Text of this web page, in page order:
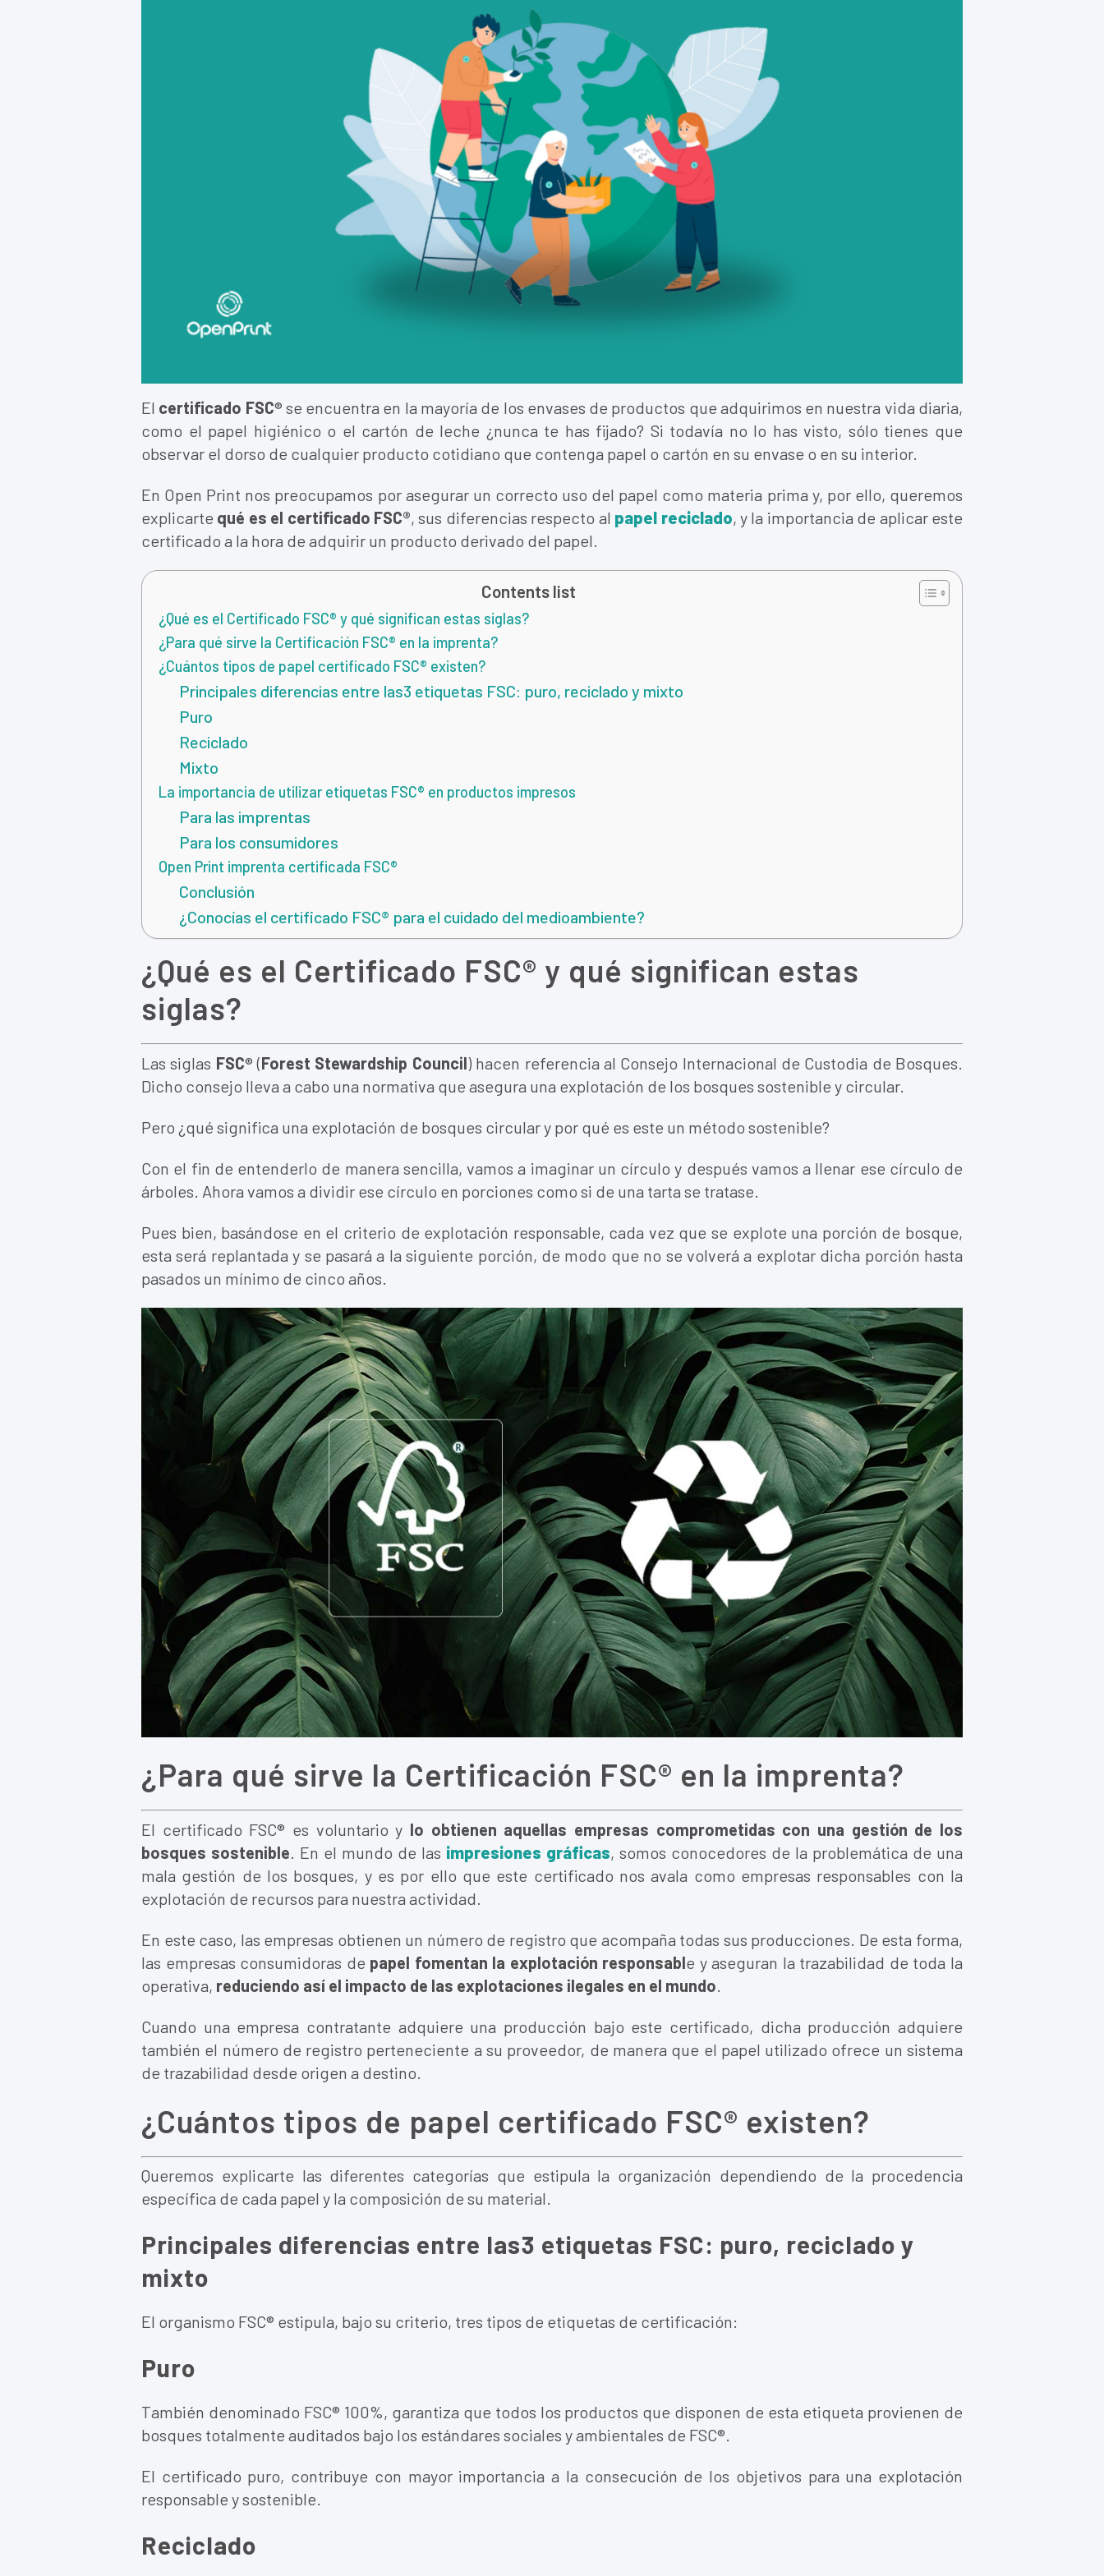
El certificado FSC® se encuentra en la mayoría de los envases de productos que adquirimos en nuestra vida diaria,
como el papel higiénico o el cartón de leche ¿nunca te has fijado? Si todavía no lo has visto, sólo tienes que
observar el dorso de cualquier producto cotidiano que contenga papel o cartón en su envase o en su interior.
En Open Print nos preocupamos por asegurar un correcto uso del papel como materia prima y, por ello, queremos
explicarte qué es el certificado FSC®, sus diferencias respecto al papel reciclado, y la importancia de aplicar este
certificado a la hora de adquirir un producto derivado del papel.
Contents list
¿Qué es el Certificado FSC® y qué significan estas siglas?
¿Para qué sirve la Certificación FSC® en la imprenta?
¿Cuántos tipos de papel certificado FSC® existen?
Principales diferencias entre las3 etiquetas FSC: puro, reciclado y mixto
Puro
Reciclado
Mixto
La importancia de utilizar etiquetas FSC® en productos impresos
Para las imprentas
Para los consumidores
Open Print imprenta certificada FSC®
Conclusión
¿Conocías el certificado FSC® para el cuidado del medioambiente?
¿Qué es el Certificado FSC® y qué significan estas
siglas?
Las siglas FSC®(Forest Stewardship Council) hacen referencia al Consejo Internacional de Custodia de Bosques.
Dicho consejo lleva a cabo una normativa que asegura una explotación de los bosques sostenible y circular.
Pero ¿qué significa una explotación de bosques circular y por qué es este un método sostenible?
Con el fin de entenderlo de manera sencilla, vamos a imaginar un círculo y después vamos a llenar ese círculo de
árboles. Ahora vamos a dividir ese círculo en porciones como si de una tarta se tratase.
Pues bien, basándose en el criterio de explotación responsable, cada vez que se explote una porción de bosque,
esta será replantada y se pasará a la siguiente porción, de modo que no se volverá a explotar dicha porción hasta
pasados un mínimo de cinco años.
¿Para qué sirve la Certificación FSC® en la imprenta?
El certificado FSC® es voluntario y lo obtienen aquellas empresas comprometidas con una gestión de los
bosques sostenible . En el mundo de las impresiones gráficas, somos conocedores de la problemática de una
mala gestión de los bosques, y es por ello que este certificado nos avala como empresas responsables con la
explotación de recursos para nuestra actividad.
En este caso, las empresas obtienen un número de registro que acompaña todas sus producciones. De esta forma,
las empresas consumidoras de papel fomentan la explotación responsable y aseguran la trazabilidad de toda la
operativa, reduciendo así el impacto de las explotaciones ilegales en el mundo
Cuando una empresa contratante adquiere una producción bajo este certificado, dicha producción adquiere
también el número de registro perteneciente a su proveedor, de manera que el papel utilizado ofrece un sistema
de trazabilidad desde origen a destino.
¿Cuántos tipos de papel certificado FSC® existen?
Queremos explicarte las diferentes categorías que estipula la organización dependiendo de la procedencia
específica de cada papel y la composición de su material.
Principales diferencias entre las3 etiquetas FSC: puro, reciclado y
mixto
El organismo FSC® estipula, bajo su criterio, tres tipos de etiquetas de certificación:
Puro
También denominado FSC® 100%, garantiza que todos los productos que disponen de esta etiqueta provienen de
bosques totalmente auditados bajo los estándares sociales y ambientales de FSC®.
El certificado puro, contribuye con mayor importancia a la consecución de los objetivos para una explotación
responsable y sostenible.
Reciclado